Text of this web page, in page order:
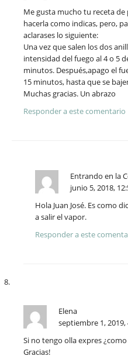
Me gusta mucho tu receta
hacerla como indicas, pero,
aclarases lo siguiente:
Una vez que salen los dos
intensidad del fuego al 4 o 5
minutos. Después,apago el
15 minutos, hasta que se
Muchas gracias. Un abrazo
Responder a este comentario
Entrando en la
junio 5, 2018,
Hola Juan José. Es como
a salir el vapor.
Responder a este
Elena
septiembre 1, 2019,
Si no tengo olla expres
Gracias!